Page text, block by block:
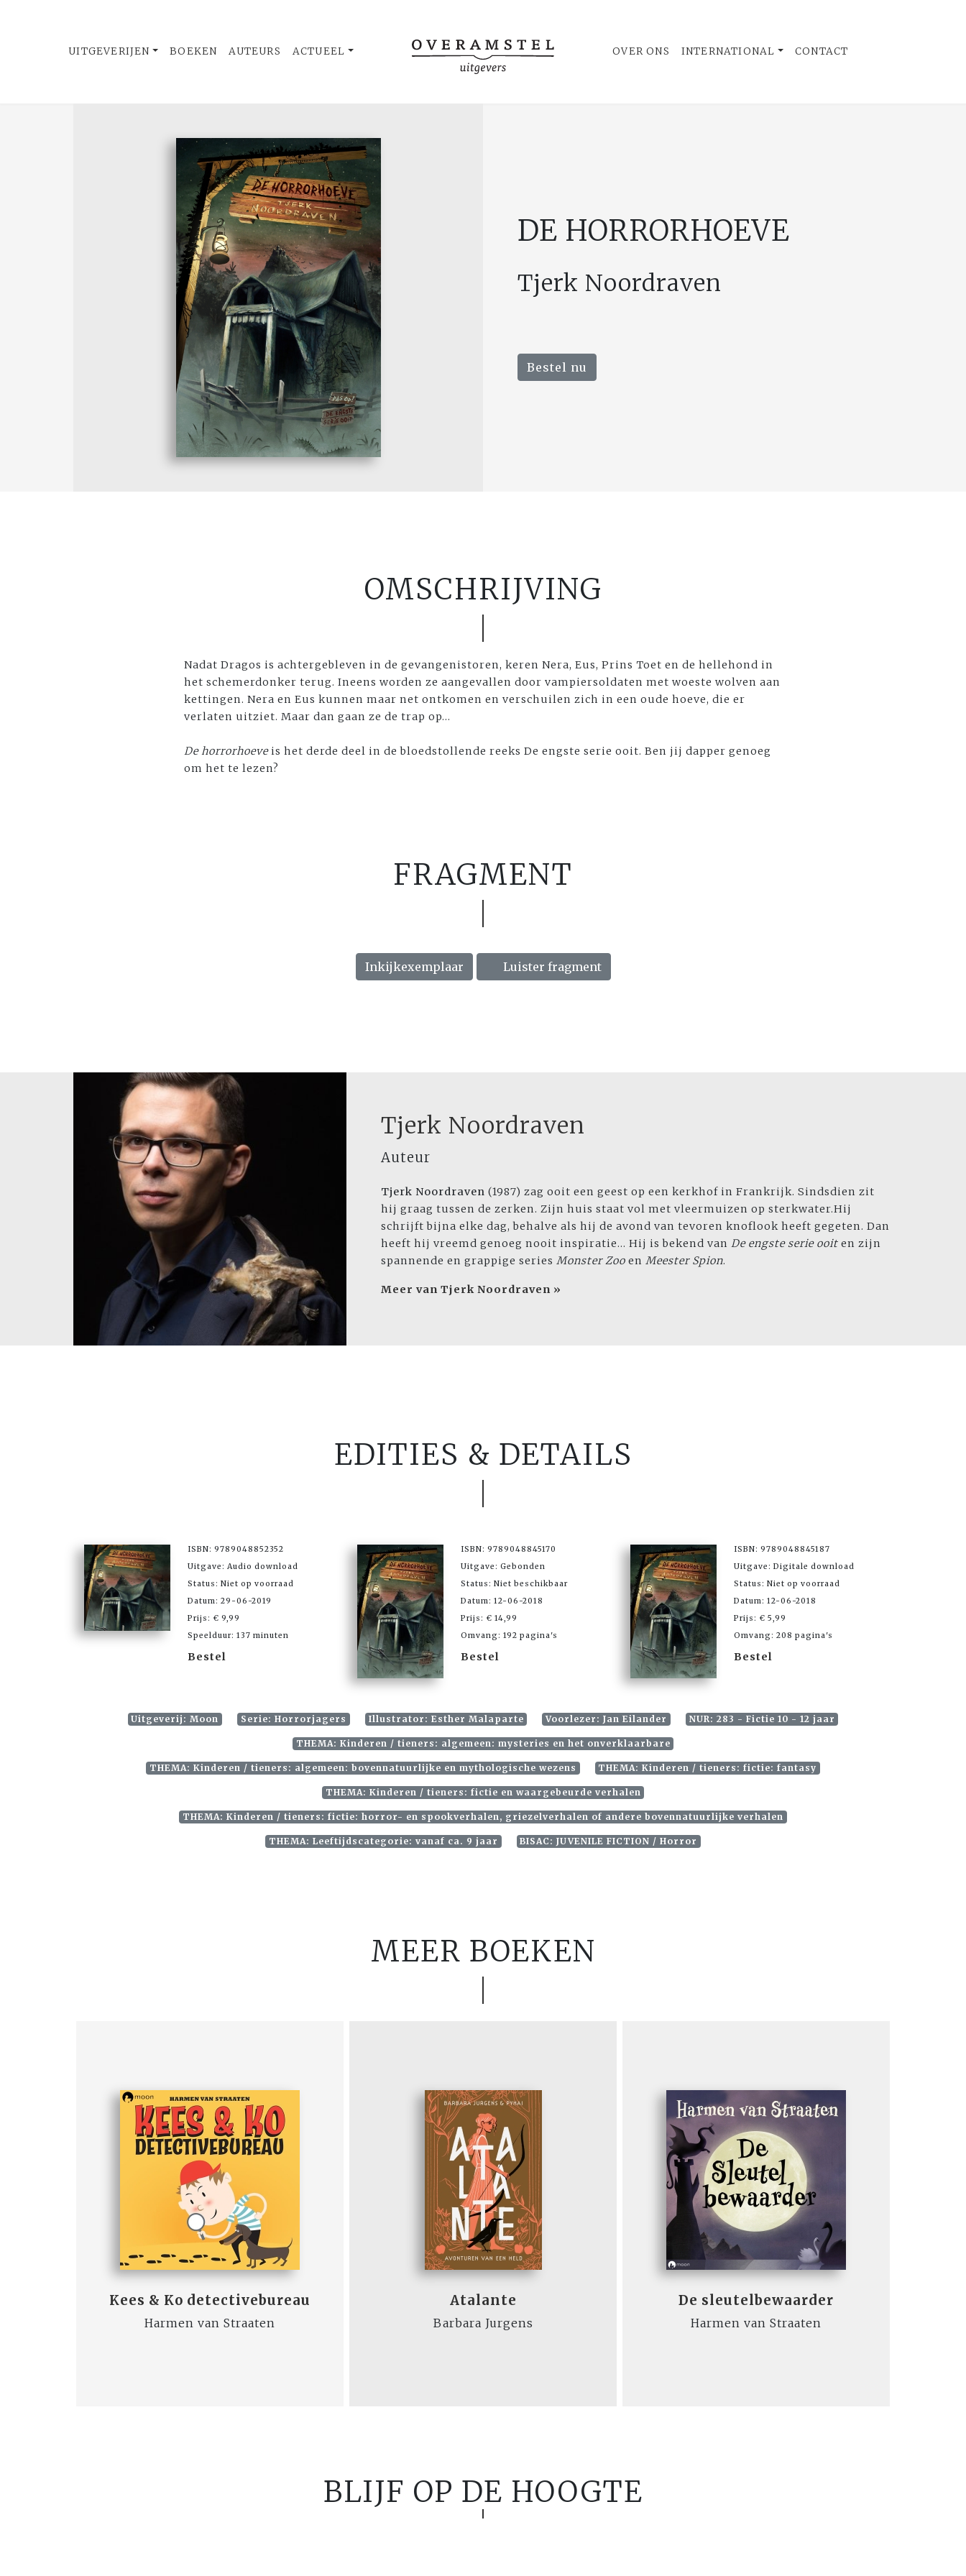
UITGEVERIJEN BOEKEN AUTEURS ACTUEEL OVER ONS INTERNATIONAL CONTACT
DE HORRORHOEVE
Tjerk Noordraven
Bestel nu
OMSCHRIJVING
Nadat Dragos is achtergebleven in de gevangenistoren, keren Nera, Eus, Prins Toet en de hellehond in
het schemerdonker terug. Ineens worden ze aangevallen door vampiersoldaten met woeste wolven aan
kettingen. Nera en Eus kunnen maar net ontkomen en verschuilen zich in een oude hoeve, die er
verlaten uitziet. Maar dan gaan ze de trap op...
De horrorhoeveis het derde deel in de bloedstollende reeks De engste serie ooit. Ben jij dapper genoeg
om het te lezen?
FRAGMENT
Inkijkexemplaar Luister fragment
Tjerk Noordraven
Auteur
Tjerk Noordraven (1987) zag ooit een geest op een kerkhof in Frankrijk. Sindsdien zit
hij graag tussen de zerken. Zijn huis staat vol met vleermuizen op sterkwater.Hij
schrijft bijna elke dag, behalve als hij de avond van tevoren knoflook heeft gegeten. Dan
heeft hij vreemd genoeg nooit inspiratie... Hij is bekend van De engste serie ooit en zijn
spannende en grappige series Monster Zoo en Meester Spion.
Meer van Tjerk Noordraven »
EDITIES & DETAILS
ISBN: 9789048852352
Uitgave: Audio download
Status: Niet op voorraad
Datum: 29-06-2019
Prijs: € 9,99
Speelduur: 137 minuten
Bestel
ISBN: 9789048845170
Uitgave: Gebonden
Status: Niet beschikbaar
Datum: 12-06-2018
Prijs: € 14,99
Omvang: 192 pagina's
Bestel
ISBN: 9789048845187
Uitgave: Digitale download
Status: Niet op voorraad
Datum: 12-06-2018
Prijs: € 5,99
Omvang: 208 pagina's
Bestel
Uitgeverij: Moon Serie: Horrorjagers Illustrator: Esther Malaparte Voorlezer: Jan Eilander NUR: 283 - Fictie 10 - 12 jaar
THEMA: Kinderen / tieners: algemeen: mysteries en het onverklaarbare
THEMA: Kinderen / tieners: algemeen: bovennatuurlijke en mythologische wezens THEMA: Kinderen / tieners: fictie: fantasy
THEMA: Kinderen / tieners: fictie en waargebeurde verhalen
THEMA: Kinderen / tieners: fictie: horror- en spookverhalen, griezelverhalen of andere bovennatuurlijke verhalen
THEMA: Leeftijdscategorie: vanaf ca. 9 jaar BISAC: JUVENILE FICTION / Horror
MEER BOEKEN
Kees & Ko detectivebureau
Harmen van Straaten
Atalante
Barbara Jurgens
De sleutelbewaarder
Harmen van Straaten
BLIJF OP DE HOOGTE